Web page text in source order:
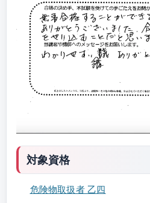
対象資格
危険物取扱者 乙四